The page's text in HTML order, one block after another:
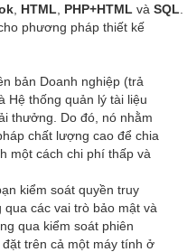
HTML PHP+HTML và SQL
phương pháp thiết kế
bản Doanh nghiệp (trả
Hệ thống quản lý tài liệu
thưởng. Do đó, nó nhằm
chất lượng cao để chia
một cách chi phí thấp và
kiểm soát quyền truy
các vai trò bảo mật và
qua kiểm soát phiên
trên cả một máy tính ở